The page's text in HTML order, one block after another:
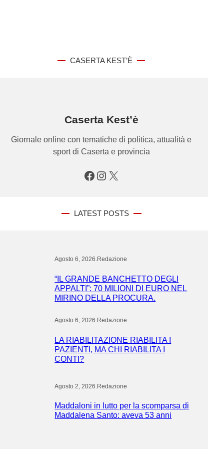
CASERTA KEST’È
Caserta Kest’è
Giornale online con tematiche di politica, attualità e
sport di Caserta e provincia
Facebook Instagram X
LATEST POSTS
Agosto 6, 2026.Redazione
“IL GRANDE BANCHETTO DEGLI
APPALTI”: 70 MILIONI DI EURO NEL
MIRINO DELLA PROCURA.
Agosto 6, 2026.Redazione
LA RIABILITAZIONE RIABILITA I
PAZIENTI, MA CHI RIABILITA I
CONTI?
Agosto 2, 2026 Redazione
Maddaloni in lutto per la scomparsa di
Maddalena Santo: aveva 53 anni